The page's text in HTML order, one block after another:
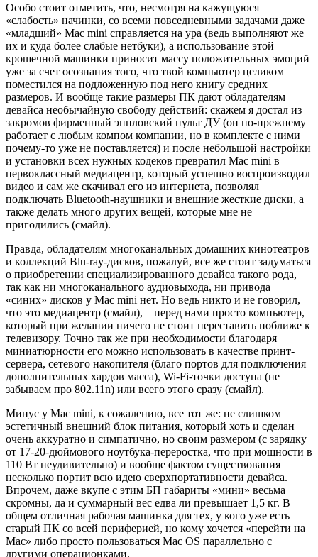
Особо стоит отметить, что, несмотря на кажущуюся
«слабость» начинки, со всеми повседневными задачами даже
«младший» Mac mini справляется на ура (ведь выполняют же
их и куда более слабые нетбуки), а использование этой
крошечной машинки приносит массу положительных эмоций
уже за счет осознания того, что твой компьютер целиком
поместился на подложенную под него книгу средних
размеров. И вообще такие размеры ПК дают обладателям
девайса необычайную свободу действий: скажем я достал из
закромов фирменный эппловский пульт ДУ (он по-прежнему
работает с любым компом компании, но в комплекте с ними
почему-то уже не поставляется) и после небольшой настройки
и установки всех нужных кодеков превратил Mac mini в
первоклассный медиацентр, который успешно воспроизводил
видео и сам же скачивал его из интернета, позволял
подключать Bluetooth-наушники и внешние жесткие диски, а
также делать много других вещей, которые мне не
пригодились (смайл).
Правда, обладателям многоканальных домашних кинотеатров
и коллекций Blu-ray-дисков, пожалуй, все же стоит задуматься
о приобретении специализированного девайса такого рода,
так как ни многоканального аудиовыхода, ни привода
«синих» дисков у Mac mini нет. Но ведь никто и не говорил,
что это медиацентр (смайл), – перед нами просто компьютер,
который при желании ничего не стоит переставить поближе к
телевизору. Точно так же при необходимости благодаря
миниатюрности его можно использовать в качестве принт-
сервера, сетевого накопителя (благо портов для подключения
дополнительных хардов масса), Wi-Fi-точки доступа (не
забываем про 802.11n) или всего этого сразу (смайл).
Минус у Mac mini, к сожалению, все тот же: не слишком
эстетичный внешний блок питания, который хоть и сделан
очень аккуратно и симпатично, но своим размером (с зарядку
от 17-20-дюймового ноутбука-переростка, что при мощности в
110 Вт неудивительно) и вообще фактом существования
несколько портит всю идею сверхпортативности девайса.
Впрочем, даже вкупе с этим БП габариты «мини» весьма
скромны, да и суммарный вес едва ли превышает 1,5 кг. В
общем отличная рабочая машинка для тех, у кого уже есть
старый ПК со всей периферией, но кому хочется «перейти на
Mac» либо просто пользоваться Mac OS параллельно с
другими операционками.